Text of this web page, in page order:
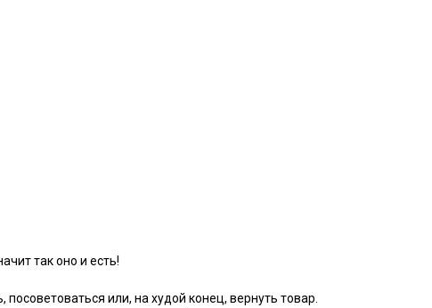
так оно и есть!
или, на худой конец, вернуть товар.